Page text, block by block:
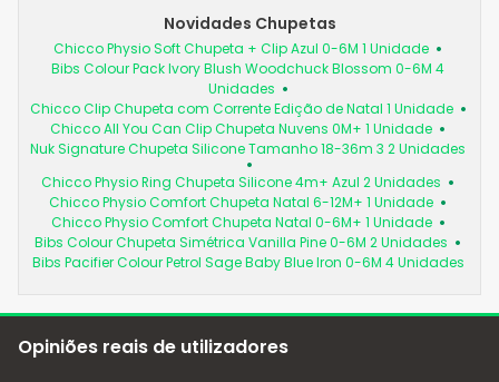
Novidades Chupetas
Chicco Physio Soft Chupeta + Clip Azul 0-6M 1 Unidade
Bibs Colour Pack Ivory Blush Woodchuck Blossom 0-6M 4
Unidades
Chicco Clip Chupeta com Corrente Edição de Natal 1 Unidade
Chicco All You Can Clip Chupeta Nuvens 0M+ 1 Unidade
Nuk Signature Chupeta Silicone Tamanho 18-36m 3 2 Unidades
Chicco Physio Ring Chupeta Silicone 4m+ Azul 2 Unidades
Chicco Physio Comfort Chupeta Natal 6-12M+ 1 Unidade
Chicco Physio Comfort Chupeta Natal 0-6M+ 1 Unidade
Bibs Colour Chupeta Simétrica Vanilla Pine 0-6M 2 Unidades
Bibs Pacifier Colour Petrol Sage Baby Blue Iron 0-6M 4 Unidades
Opiniões reais de utilizadores